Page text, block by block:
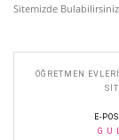
Sitemizde
ÖĞRETMEN
E-